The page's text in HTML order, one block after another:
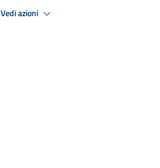
Vedi azioni